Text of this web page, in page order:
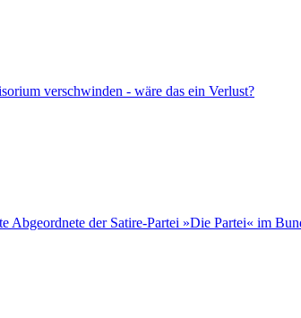
verschwinden - wäre das ein Verlust?
der Satire-Partei »Die Partei« im